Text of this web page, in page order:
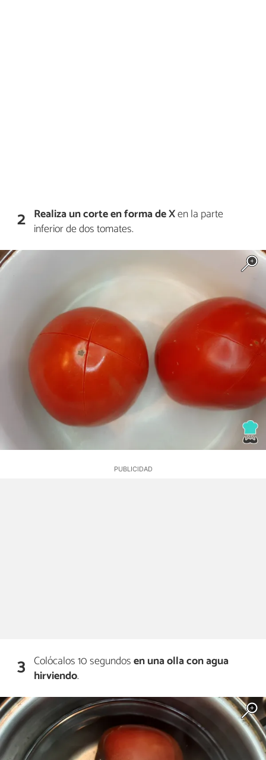
2 Realiza un corte en forma de Xen la parte
inferior de dos tomates.
3 Colócalos 10 segundosen una olla con agua
hirviendo.